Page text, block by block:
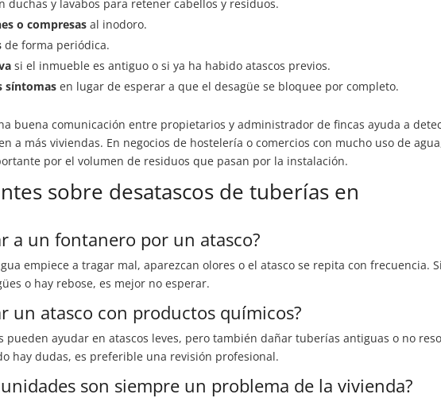
duchas y lavabos para retener cabellos y residuos.
o compresas al inodoro.
de forma periódica.
si el inmueble es antiguo o si ya ha habido atascos previos.
síntomas en lugar de esperar a que el desagüe se bloquee por completo.
buena comunicación entre propietarios y administrador de fincas ayuda a
a más viviendas. En negocios de hostelería o comercios con mucho uso de
por el volumen de residuos que pasan por la instalación.
sobre desatascos de tuberías en
a un fontanero por un atasco?
empiece a tragar mal, aparezcan olores o el atasco se repita con frecuencia.
o hay rebose, es mejor no esperar.
un atasco con productos químicos?
pueden ayudar en atascos leves, pero también dañar tuberías antiguas o no
hay dudas, es preferible una revisión profesional.
son siempre un problema de la vivienda?